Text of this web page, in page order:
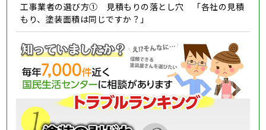
工事業者の選び方① 見積もりの落とし穴 「各社の見積
もり、塗装面積は同じですか？」